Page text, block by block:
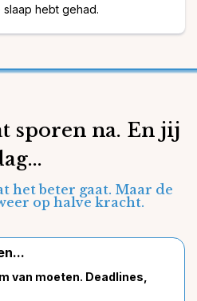
hebt gehad.
sporen na. En jij
het beter gaat. Maar de
op halve kracht.
van moeten. Deadlines,